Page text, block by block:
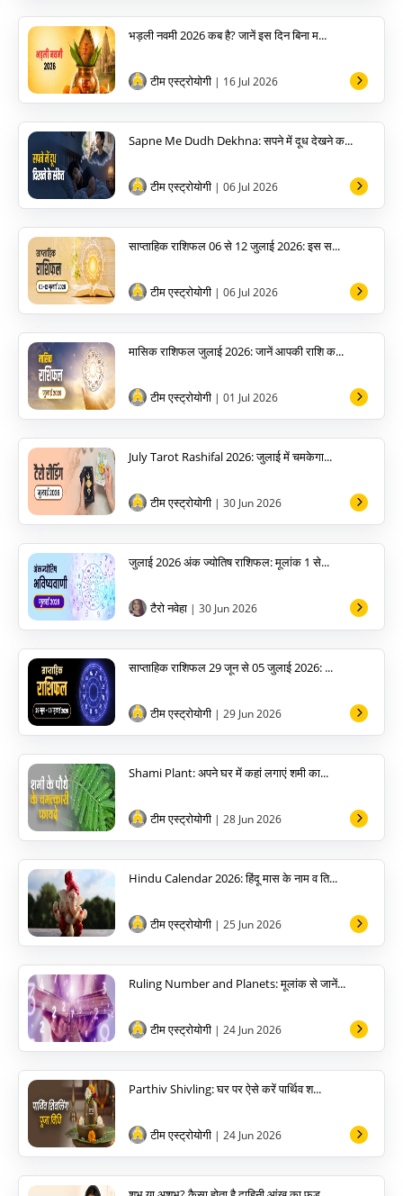
भड़ली नवमी 2026 कब है? जानें इस दिन बिना म...
टीम एस्ट्रोयोगी | 16 Jul 2026
Sapne Me Dudh Dekhna: सपने में दूध देखने क...
टीम एस्ट्रोयोगी | 06 Jul 2026
साप्ताहिक राशिफल 06 से 12 जुलाई 2026: इस स...
टीम एस्ट्रोयोगी | 06 Jul 2026
मासिक राशिफल जुलाई 2026: जानें आपकी राशि क...
टीम एस्ट्रोयोगी | 01 Jul 2026
July Tarot Rashifal 2026: जुलाई में चमकेगा...
टीम एस्ट्रोयोगी | 30 Jun 2026
जुलाई 2026 अंक ज्योतिष राशिफल: मूलांक 1 से...
टैरो नवेहा | 30 Jun 2026
साप्ताहिक राशिफल 29 जून से 05 जुलाई 2026: ...
टीम एस्ट्रोयोगी | 29 Jun 2026
Shami Plant: अपने घर में कहां लगाएं शमी का...
टीम एस्ट्रोयोगी | 28 Jun 2026
Hindu Calendar 2026: हिंदू मास के नाम व ति...
टीम एस्ट्रोयोगी | 25 Jun 2026
Ruling Number and Planets: मूलांक से जानें...
टीम एस्ट्रोयोगी | 24 Jun 2026
Parthiv Shivling: घर पर ऐसे करें पार्थिव श...
टीम एस्ट्रोयोगी | 24 Jun 2026